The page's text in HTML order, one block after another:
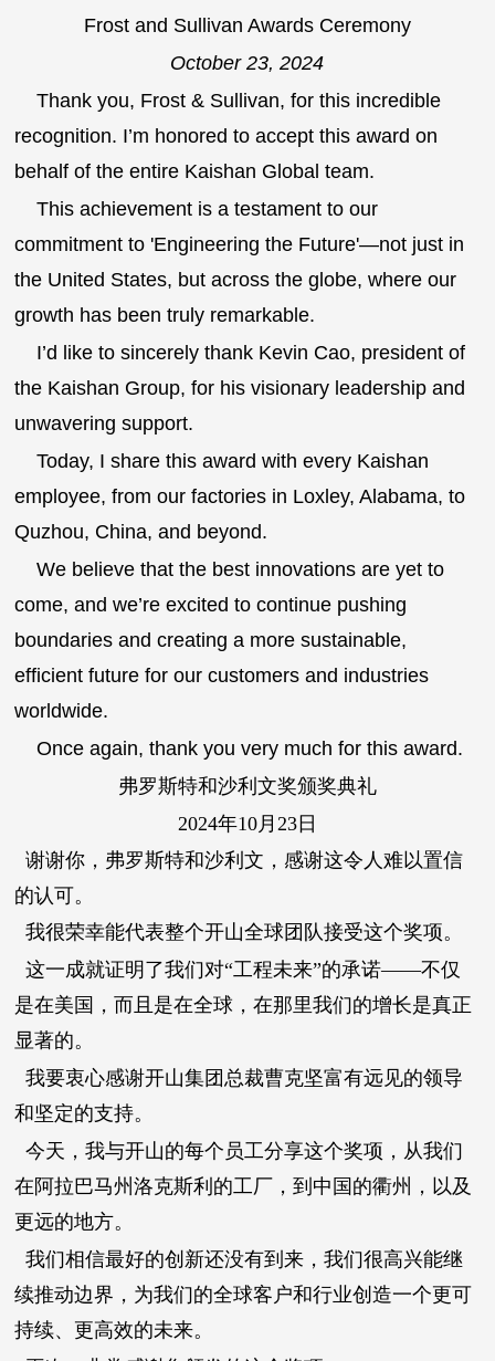
Frost and Sullivan Awards Ceremony
October 23, 2024
Thank you, Frost & Sullivan, for this incredible
recognition. I’m honored to accept this award on
behalf of the entire Kaishan Global team.
This achievement is a testament to our
commitment to 'Engineering the Future'—not just in
the United States, but across the globe, where our
growth has been truly remarkable.
I’d like to sincerely thank Kevin Cao, president of
the Kaishan Group, for his visionary leadership and
unwavering support.
Today, I share this award with every Kaishan
employee, from our factories in Loxley, Alabama, to
Quzhou, China, and beyond.
We believe that the best innovations are yet to
come, and we’re excited to continue pushing
boundaries and creating a more sustainable,
efficient future for our customers and industries
worldwide.
Once again, thank you very much for this award.
弗罗斯特和沙利文奖颁奖典礼
2024年10月23日
谢谢你，弗罗斯特和沙利文，感谢这令人难以置信
的认可。
我很荣幸能代表整个开山全球团队接受这个奖项。
这一成就证明了我们对“工程未来”的承诺——不仅
是在美国，而且是在全球，在那里我们的增长是真正
显著的。
我要衷心感谢开山集团总裁曹克坚富有远见的领导
和坚定的支持。
今天，我与开山的每个员工分享这个奖项，从我们
在阿拉巴马州洛克斯利的工厂，到中国的衢州，以及
更远的地方。
我们相信最好的创新还没有到来，我们很高兴能继
续推动边界，为我们的全球客户和行业创造一个更可
持续、更高效的未来。